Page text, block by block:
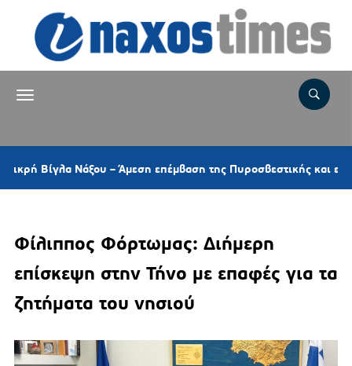
Νάξου – Άμεση επέμβαση της Πυροσβεστικής και ελικοπτέρου
Φίλιππος Φόρτωμας: Διήμερη
επίσκεψη στην Τήνο με επαφές για τα
ζητήματα του νησιού